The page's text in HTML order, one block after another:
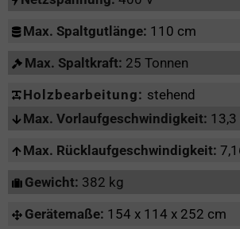
Max. Spaltgutlänge: 110 cm
Max. Spaltkraft: 25 Tonnen
Holzbearbeitung: stehend
Max. Vorlaufgeschwindigkeit:
Max. Rücklaufgeschwindigkeit:
Gewicht: 382 kg
Gerätemaße: 154 x 114 x 252 cm